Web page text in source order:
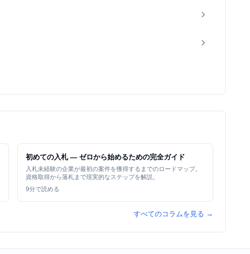
初めての入札 — ゼロから始めるための完全ガイド
入札未経験の企業が最初の案件を獲得するまでのロードマップ。
資格取得から落札まで現実的なステップを解説。
9分で読める
すべてのコラムを見る →